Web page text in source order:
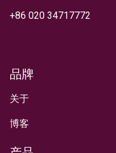
+86 020 34717772
品牌
关于
博客